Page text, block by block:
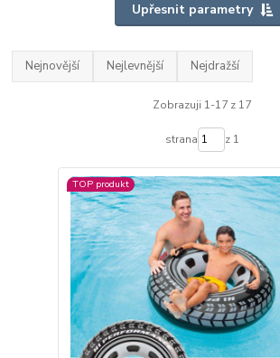
Upřesnit parametry
Nejnovější Nejlevnější Nejdražší
Zobrazuji 1-17 z 17
strana z 1
TOP produkt